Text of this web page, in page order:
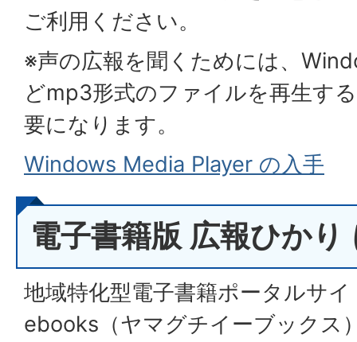
ご利用ください。
※声の広報を聞くためには、
どmp3形式のファイルを再生す
要になります。
Windows Media Player の入手
電子書籍版 広報ひかり
地域特化型電子書籍ポータルサ
ebooks（ヤマグチイーブックス